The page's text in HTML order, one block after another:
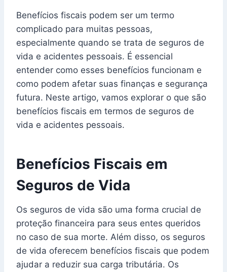
Benefícios fiscais podem ser um termo
complicado para muitas pessoas,
especialmente quando se trata de seguros de
vida e acidentes pessoais. É essencial
entender como esses benefícios funcionam e
como podem afetar suas finanças e segurança
futura. Neste artigo, vamos explorar o que são
benefícios fiscais em termos de seguros de
vida e acidentes pessoais.
Benefícios Fiscais em
Seguros de Vida
Os seguros de vida são uma forma crucial de
proteção financeira para seus entes queridos
no caso de sua morte. Além disso, os seguros
de vida oferecem benefícios fiscais que podem
ajudar a reduzir sua carga tributária. Os